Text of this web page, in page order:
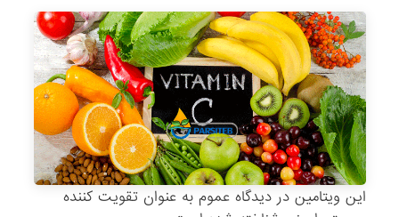
این ویتامین در دیدگاه عموم به عنوان تقویت کننده